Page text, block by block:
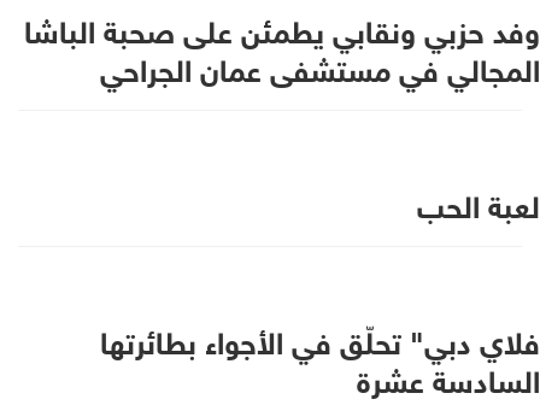
وفد حزبي ونقابي يطمئن على صحبة الباشا
المجالي في مستشفى عمان الجراحي
لعبة الحب
فلاي دبي" تحلّق في الأجواء بطائرتها
السادسة عشرة